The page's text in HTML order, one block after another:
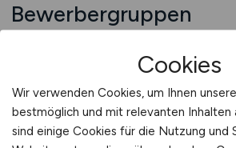
Bewerbergruppen
Bewerbergruppen eröffnet
Energiesektor zusätzliche
Besetzung offener Stellen.
Fachkräften können so auch
Cookies
Wir verwenden Cookies, um Ihnen
bestmöglich und mit relevanten Inhalten
sind einige Cookies für die Nutzung und